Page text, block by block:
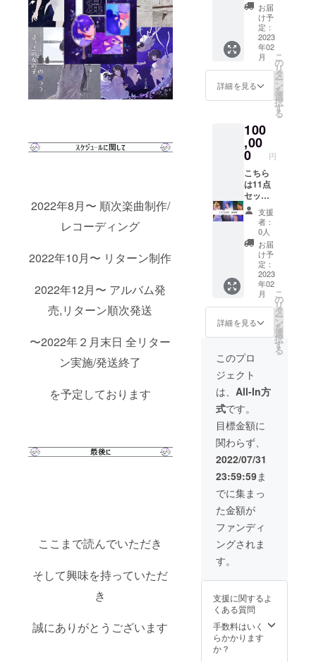
2022年8月〜 順次楽曲制作/
レコーディング
2022年10月〜 リターン制作
2022年12月〜 アルバム発
売,リターン順次発送
〜2022年２月末日 全リター
ン実施/発送終了
を予定しております
ここまで読んでいただき
そして興味を持っていただ
き
誠にありがとうございます
み」 ・
サイズ
L,XL,XX
Lの展開
となり
ます ・
デザイ
の制作
となる
ため、
過去
ジャ
ケット
デザイ
ンをご
参考い
ただけ
れば幸
いです
古川す
い：古
川すい
と行く
ハイキ
ング
（都内
近郊）
有明ゆ
の：
オート
ミール
料理教
室
（1.5h
、都内
某所に
て） →
日程
2023年
2月4日
（柊
しゅう
企画と
は被り
ませ
う：一
緒に楽
器を演
奏しよ
う
（1.5h
、都内
某所に
て） →
日程
2023年
2月4日
（有明
ゆの企
画とは
被りま
せん）
*「山登
い」
「料理
できな
い」
「楽器
を持っ
動画と
なって
おりま
す 結婚
式の余
興、〇
〇につ
いて
語って
ほし
ど、
YouTub
eフォー
マット
であれ
ばなん
でもOK
いつも
のあの
感じ
を、限
定で制
作いた
します
YouTub
e風編集
を行
なった
動画に
関して
は *10
分以内
の動画
となり
ます *動
画はギ
ガファ
イルな
どによ
る、
データ
納品と
なりま
す *要望
は限り
なくお
答えし
ます
囲での
となり
ます *著
作権は
弊社に
帰属い
お届
け予
定：
2023
年02
月
詳細を見る
こ
の
リ
タ
ー
ン
を
選
択
す
る
100
,00
0 円
こちら
は11点
セット
となっ
ており
1, ジャ
ケット
デザイ
ンス
テッ
カー 2,
限定壁
紙 3,
ジャ
ケット
デザイ
ンポス
ター
（全メ
ンバー
からの
サイン
入り）
4, 完成
したア
ルバム
（全メ
ンバー
からの
サイン
入り）
5, お礼
のボイ
スチェ
バーよ
限定
zine（
全メン
バーか
らのサ
支援
者：
0人
お届
け予
定：
2023
年02
月
詳細を見る
こ
の
リ
タ
ー
ン
を
選
択
す
る
このプロ
ジェクト
は、 All-In方
式です。
目標金額に
関わらず、
2022/07/31
23:59:59ま
でに集まっ
た金額が
ファンディ
ングされま
す。
支援に関するよ
くある質問
手数料はいく
らかかります
か？